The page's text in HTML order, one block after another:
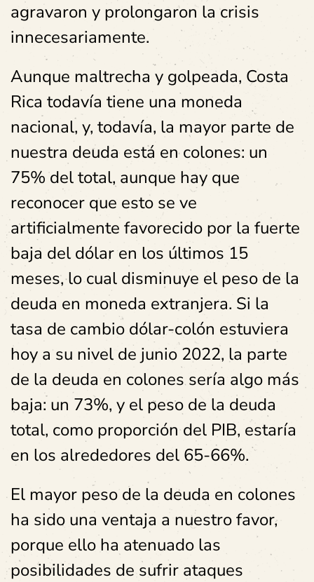
agravaron y prolongaron la crisis
innecesariamente.
Aunque maltrecha y golpeada, Costa
Rica todavía tiene una moneda
nacional, y, todavía, la mayor parte de
nuestra deuda está en colones: un
75% del total, aunque hay que
reconocer que esto se ve
artificialmente favorecido por la fuerte
baja del dólar en los últimos 15
meses, lo cual disminuye el peso de la
deuda en moneda extranjera. Si la
tasa de cambio dólar-colón estuviera
hoy a su nivel de junio 2022, la parte
de la deuda en colones sería algo más
baja: un 73%, y el peso de la deuda
total, como proporción del PIB, estaría
en los alrededores del 65-66%.
El mayor peso de la deuda en colones
ha sido una ventaja a nuestro favor,
porque ello ha atenuado las
posibilidades de sufrir ataques